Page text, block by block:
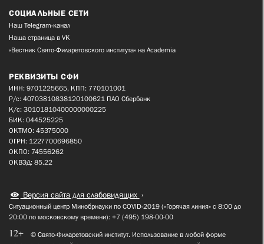
СОЦИАЛЬНЫЕ СЕТИ
Наш Telegram-канал
Наша страница в VK
«Вестник Свято-Филаретовского института» на Academia
РЕКВИЗИТЫ СФИ
ИНН: 9701225665, КПП: 770101001
Р/с: 40703810838120100621 ПАО Сбербанк
К/с: 30101810400000000225
БИК: 044525225
ОКТМО: 45375000
ОГРН: 1227700696850
ОКПО: 74556262
ОКВЭД: 85.22
Версия сайта для слабовидящих
Ситуационный центр Минобрнауки по COVID-2019 («Горячая линия» с 8:00 до
20:00 по московскому времени): +7 (495) 198-00-00
12+
© Свято-Филаретовский институт. Использование в любой форме